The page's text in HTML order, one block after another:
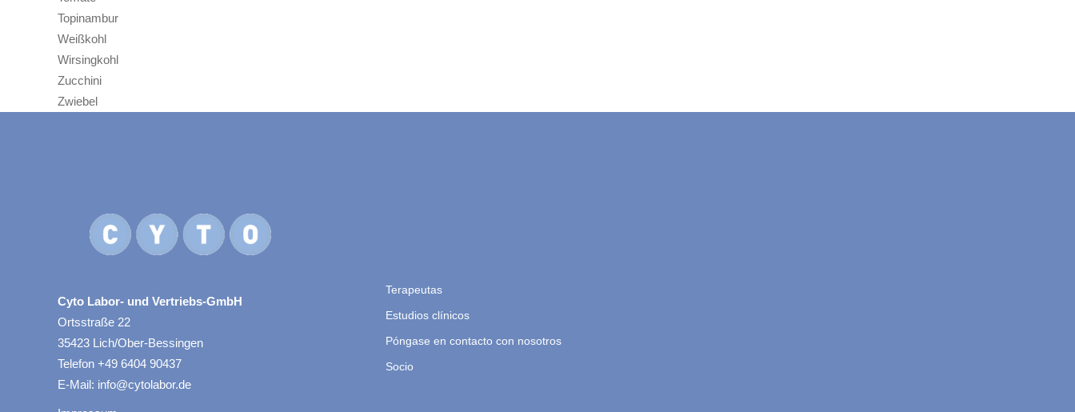
Topinambur
Weißkohl
Wirsingkohl
Zucchini
Zwiebel
Cyto Labor- und Vertriebs-GmbH
Ortsstraße 22
35423 Lich/Ober-Bessingen
Telefon +49 6404 90437
E-Mail: info@cytolabor.de
Terapeutas
Estudios clínicos
Póngase en contacto con nosotros
Socio